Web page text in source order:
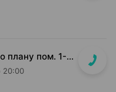
пр-т Независимости, д. 58-4 (по плану пом. 1-7,9)<br>Общий вход с кофейней Варка (Varka) и ПОНПУШКА
20:00